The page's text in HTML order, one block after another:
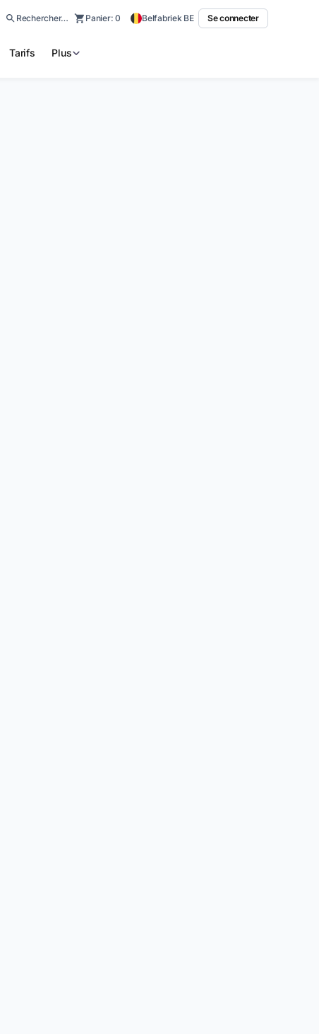
Rechercher… Panier:0 Belfabriek BE Se connecter
Tarifs Plus